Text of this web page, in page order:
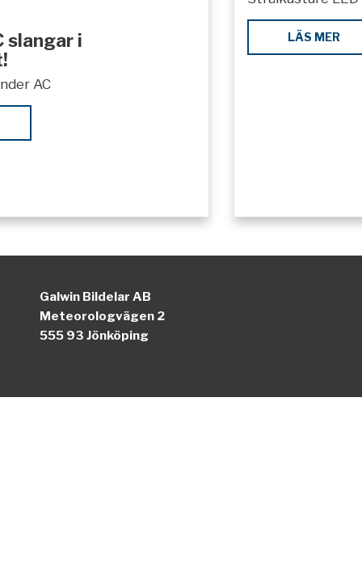
slangar i
AC
LÄS MER
Galwin Bildelar AB
Meteorologvägen 2
555 93 Jönköping